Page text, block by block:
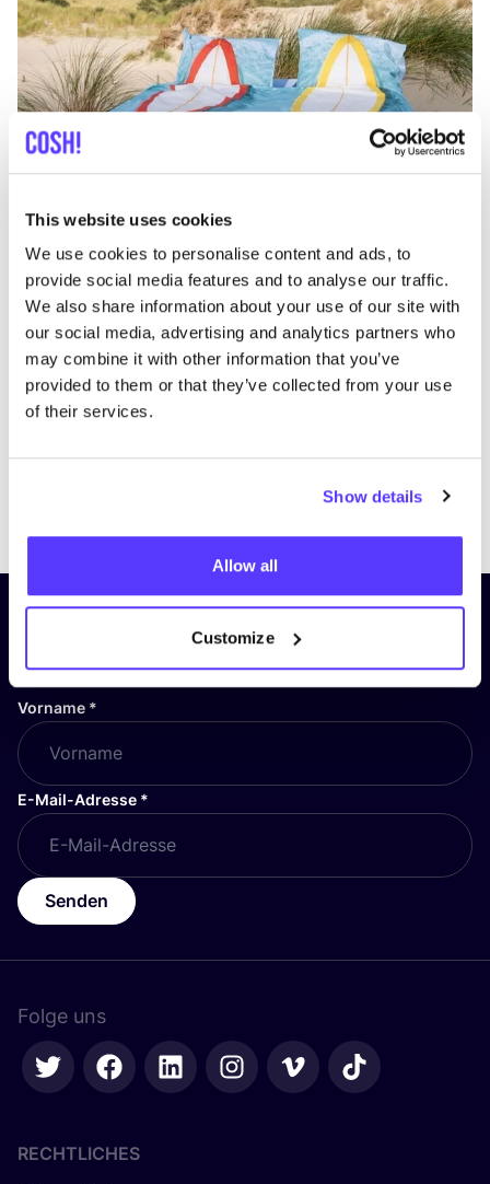
This website uses cookies
We use cookies to personalise content and ads, to
provide social media features and to analyse our traffic.
We also share information about your use of our site with
our social media, advertising and analytics partners who
may combine it with other information that you’ve
provided to them or that they’ve collected from your use
of their services.
Show details
Allow all
Customize
PreviousNext
Abonniere unseren Newsletter
und bleibe auf dem Laufenden!
Vorname *
E-Mail-Adresse *
Senden
Folge uns
RECHTLICHES